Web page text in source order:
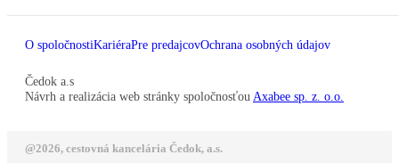
O spoločnostiKariéraPre predajcovOchrana osobných údajov
Čedok a.s
Návrh a realizácia web stránky spoločnosťou Axabee sp. z. o.o.
@2026, cestovná kancelária Čedok, a.s.